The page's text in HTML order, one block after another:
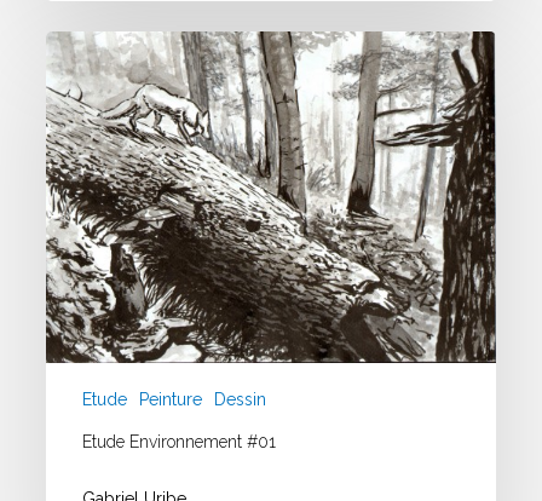
Etude
Environnement
#01
Etude Peinture Dessin
Etude Environnement #01